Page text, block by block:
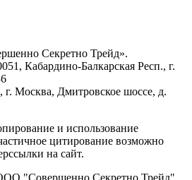
Секретно Трейд».
Кабардино-Балкарская Респ., г.
г. Москва, Дмитровское шоссе, д.
и использование
цитирование возможно
на сайт.
"Совершенно Секретно Трейд".